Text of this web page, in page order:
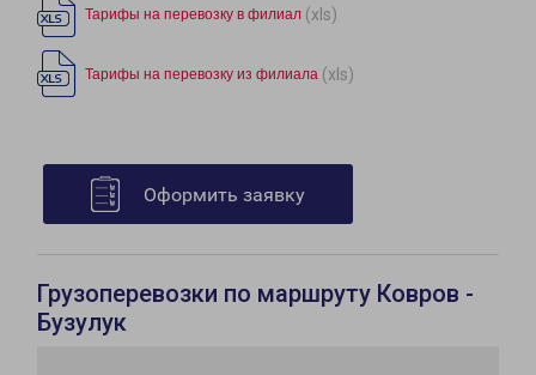
Тарифы на перевозку в филиал (xls)
Тарифы на перевозку из филиала (xls)
Оформить заявку
Грузоперевозки по маршруту Ковров -
Бузулук